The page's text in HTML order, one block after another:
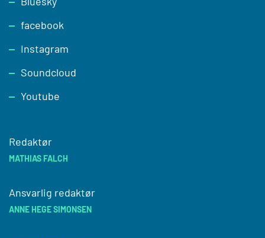
facebook
Instagram
Soundcloud
Youtube
Redaktør
MATHIAS FALCH
Ansvarlig redaktør
ANNE HEGE SIMONSEN